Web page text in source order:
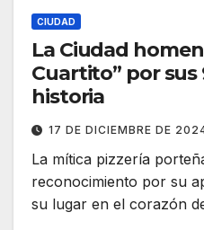
CIUDAD
La Ciudad
Cuartito” por sus
historia
17 DE DICIEMBRE DE
La mítica pizzería
reconocimiento por su
su lugar en el corazón